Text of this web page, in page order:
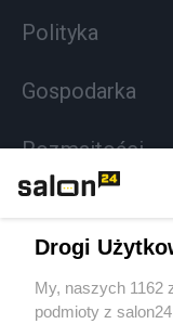
Polityka
Gospodarka
Rozmaitości
Sport
Drogi
My, naszych 1162
podmioty z